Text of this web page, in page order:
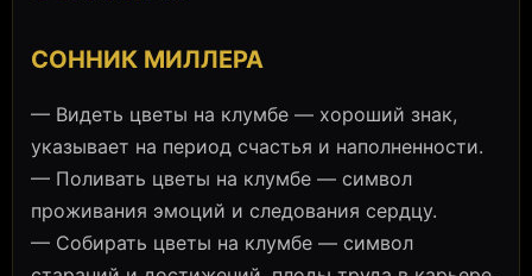
СОННИК МИЛЛЕРА
— Видеть цветы на клумбе — хороший знак,
указывает на период счастья и наполненности.
— Поливать цветы на клумбе — символ
проживания эмоций и следования сердцу.
— Собирать цветы на клумбе — символ